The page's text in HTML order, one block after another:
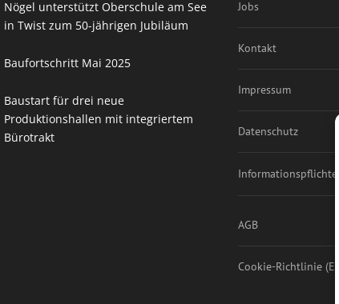
Nögel unterstützt Oberschule am See
in Twist zum 50-jährigen Jubiläum
Baufortschritt Mai 2025
Baustart für drei neue
Produktionshallen mit integriertem
Bürotrakt
Jobs
Kontakt
Impressum
Datenschutz
Informationspflichten
AGB
Cookie-Richtlinie (EU)